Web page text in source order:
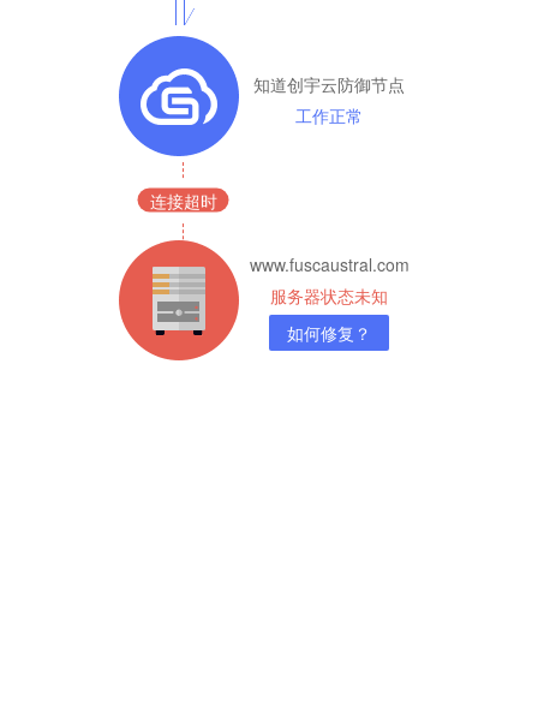
知道创宇云防御节点
工作正常
连接超时
www.fuscaustral.com
服务器状态未知
如何修复？